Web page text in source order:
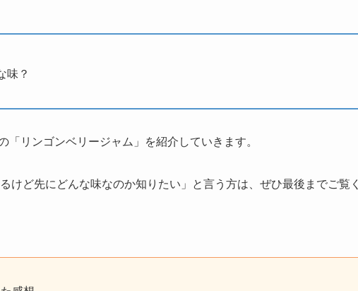
味？
リンゴンベリージャム」を紹介していきます。
けど先にどんな味なのか知りたい」と言う方は、ぜひ最後までご覧く